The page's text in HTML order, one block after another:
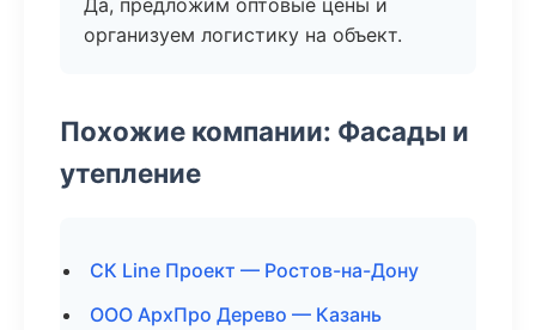
Да, предложим оптовые цены и
организуем логистику на объект.
Похожие компании: Фасады и
утепление
СК Line Проект — Ростов-на-Дону
ООО АрхПро Дерево — Казань